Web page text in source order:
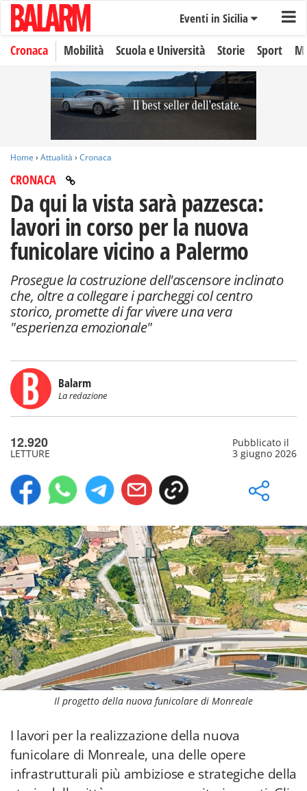
Eventi in Sicilia
Cronaca Mobilità Scuola e Università Storie Sport
Home › Attualità › Cronaca
CRONACA
Da qui la vista sarà pazzesca:
lavori in corso per la nuova
funicolare vicino a Palermo
Prosegue la costruzione dell'ascensore inclinato
che, oltre a collegare i parcheggi col centro
storico, promette di far vivere una vera
"esperienza emozionale"
Balarm
La redazione
12.920
LETTURE
Pubblicato il
3 giugno 2026
Il progetto della nuova funicolare di Monreale
I lavori per la realizzazione della nuova
funicolare di Monreale, una delle opere
infrastrutturali più ambiziose e strategiche della